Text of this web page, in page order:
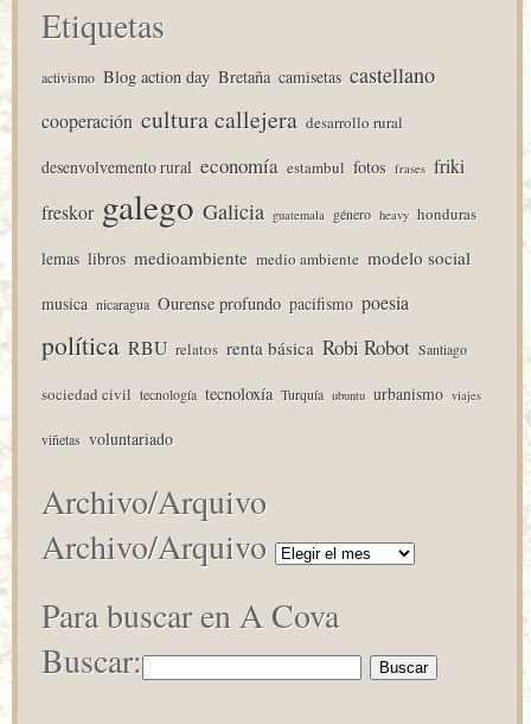
Etiquetas
activismo Blog action day Bretaña camisetas castellano
cooperación cultura callejera desarrollo rural
desenvolvemento rural economía estambul fotos frases friki
freskor galego Galicia guatemala género heavy honduras
lemas libros medioambiente medio ambiente modelo social
musica nicaragua Ourense profundo pacifismo poesia
política RBU relatos renta básica Robi Robot Santiago
sociedad civil tecnología tecnoloxía Turquía ubuntu urbanismo viajes
viñetas voluntariado
Archivo/Arquivo
Archivo/Arquivo
Para buscar en A Cova
Buscar: